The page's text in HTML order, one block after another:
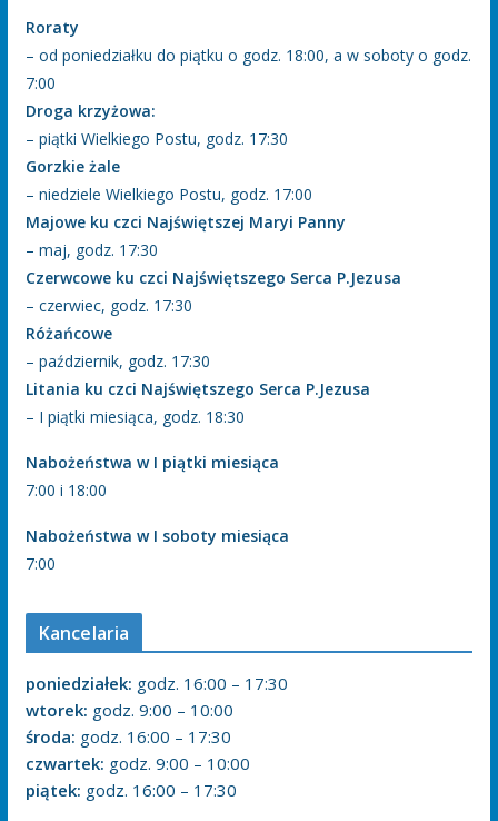
Roraty
– od poniedziałku do piątku o godz. 18:00, a w soboty o godz.
7:00
Droga krzyżowa:
– piątki Wielkiego Postu, godz. 17:30
Gorzkie żale
– niedziele Wielkiego Postu, godz. 17:00
Majowe ku czci Najświętszej Maryi Panny
– maj, godz. 17:30
Czerwcowe ku czci Najświętszego Serca P.Jezusa
– czerwiec, godz. 17:30
Różańcowe
– październik, godz. 17:30
Litania ku czci Najświętszego Serca P.Jezusa
– I piątki miesiąca, godz. 18:30
Nabożeństwa w I piątki miesiąca
7:00 i 18:00
Nabożeństwa w I soboty miesiąca
7:00
Kancelaria
poniedziałek: godz. 16:00 – 17:30
wtorek: godz. 9:00 – 10:00
środa: godz. 16:00 – 17:30
czwartek: godz. 9:00 – 10:00
piątek: godz. 16:00 – 17:30